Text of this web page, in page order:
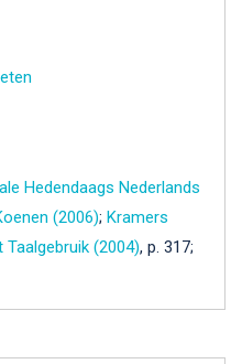
Hedendaags Nederlands
(2006); Kramers
(2004), p. 317;